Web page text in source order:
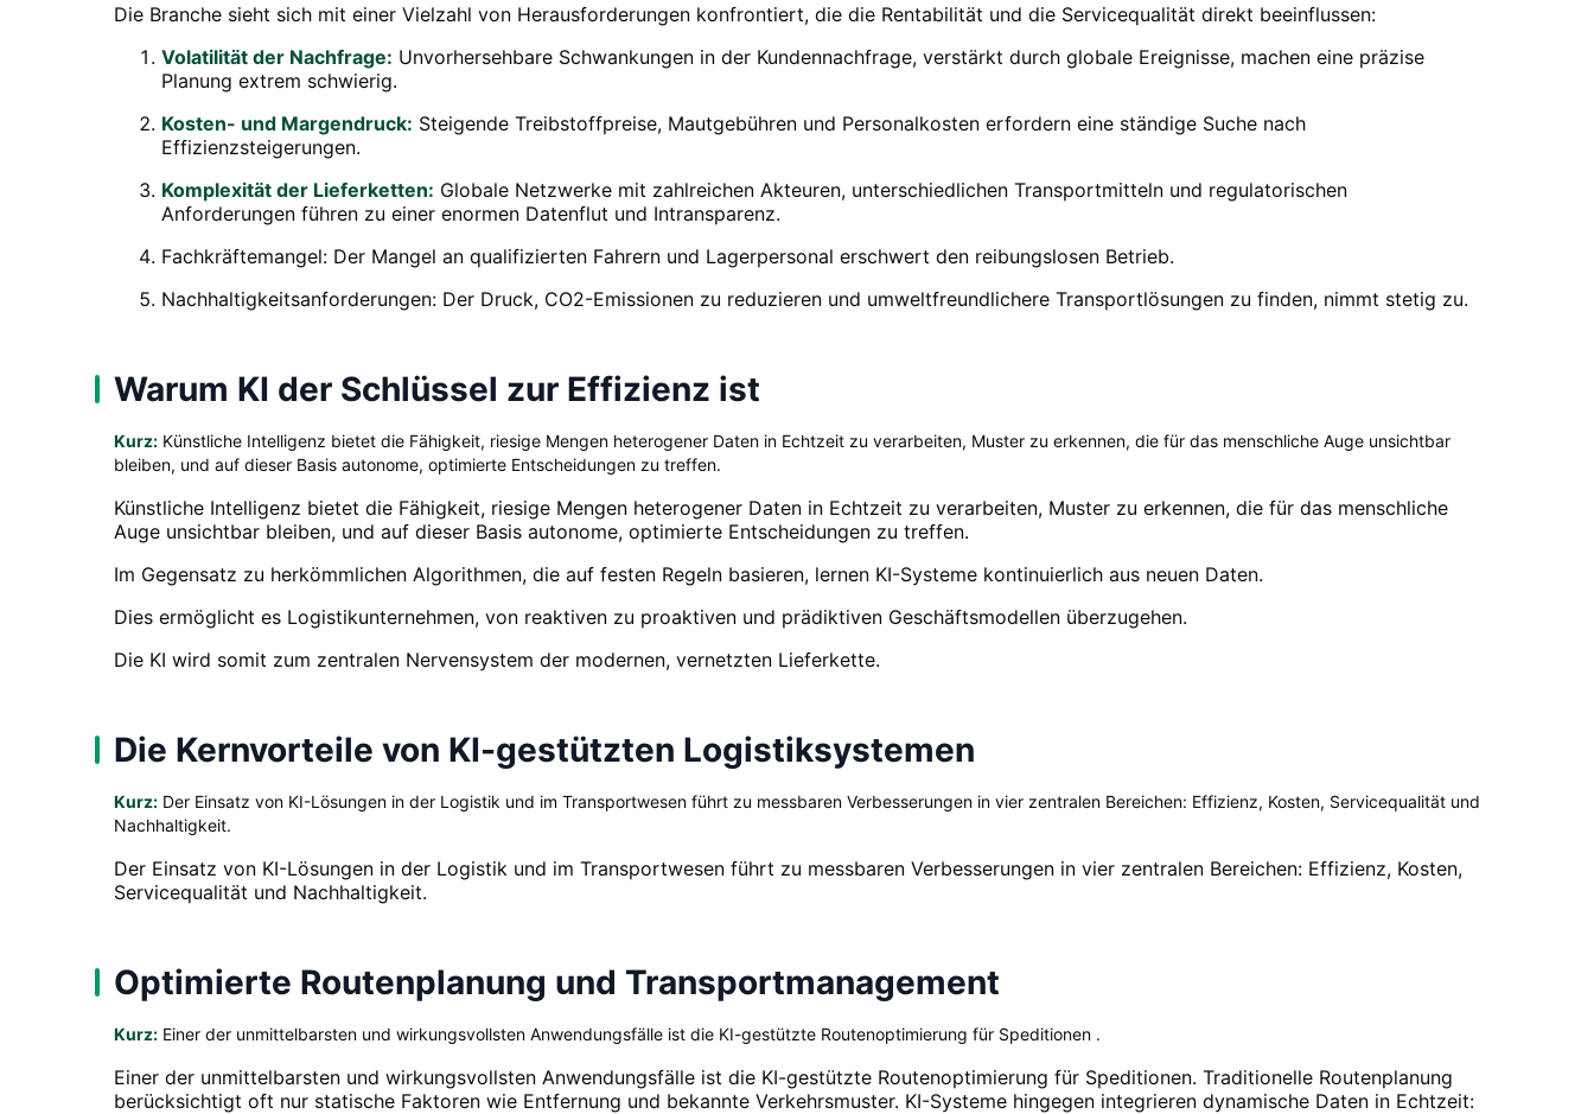
Die Branche sieht sich mit einer Vielzahl von Herausforderungen konfrontiert, die die Rentabilität und die Servicequalität direkt beeinflussen:
Volatilität der Nachfrage: Unvorhersehbare Schwankungen in der Kundennachfrage, verstärkt durch globale Ereignisse, machen eine präzise
Planung extrem schwierig.
Kosten- und Margendruck: Steigende Treibstoffpreise, Mautgebühren und Personalkosten erfordern eine ständige Suche nach
Effizienzsteigerungen.
Komplexität der Lieferketten: Globale Netzwerke mit zahlreichen Akteuren, unterschiedlichen Transportmitteln und regulatorischen
Anforderungen führen zu einer enormen Datenflut und Intransparenz.
Fachkräftemangel: Der Mangel an qualifizierten Fahrern und Lagerpersonal erschwert den reibungslosen Betrieb.
Nachhaltigkeitsanforderungen: Der Druck, CO2-Emissionen zu reduzieren und umweltfreundlichere Transportlösungen zu finden, nimmt stetig zu.
Warum KI der Schlüssel zur Effizienz ist
Kurz: Künstliche Intelligenz bietet die Fähigkeit, riesige Mengen heterogener Daten in Echtzeit zu verarbeiten, Muster zu erkennen, die für das menschliche Auge unsichtbar
bleiben, und auf dieser Basis autonome, optimierte Entscheidungen zu treffen.
Künstliche Intelligenz bietet die Fähigkeit, riesige Mengen heterogener Daten in Echtzeit zu verarbeiten, Muster zu erkennen, die für das menschliche
Auge unsichtbar bleiben, und auf dieser Basis autonome, optimierte Entscheidungen zu treffen.
Im Gegensatz zu herkömmlichen Algorithmen, die auf festen Regeln basieren, lernen KI-Systeme kontinuierlich aus neuen Daten.
Dies ermöglicht es Logistikunternehmen, von reaktiven zu proaktiven und prädiktiven Geschäftsmodellen überzugehen.
Die KI wird somit zum zentralen Nervensystem der modernen, vernetzten Lieferkette.
Die Kernvorteile von KI-gestützten Logistiksystemen
Kurz: Der Einsatz von KI-Lösungen in der Logistik und im Transportwesen führt zu messbaren Verbesserungen in vier zentralen Bereichen: Effizienz, Kosten, Servicequalität und
Nachhaltigkeit.
Der Einsatz von KI-Lösungen in der Logistik und im Transportwesen führt zu messbaren Verbesserungen in vier zentralen Bereichen: Effizienz, Kosten,
Servicequalität und Nachhaltigkeit.
Optimierte Routenplanung und Transportmanagement
Kurz: Einer der unmittelbarsten und wirkungsvollsten Anwendungsfälle ist die KI-gestützte Routenoptimierung für Speditionen .
Einer der unmittelbarsten und wirkungsvollsten Anwendungsfälle ist die KI-gestützte Routenoptimierung für Speditionen. Traditionelle Routenplanung
berücksichtigt oft nur statische Faktoren wie Entfernung und bekannte Verkehrsmuster. KI-Systeme hingegen integrieren dynamische Daten in Echtzeit: